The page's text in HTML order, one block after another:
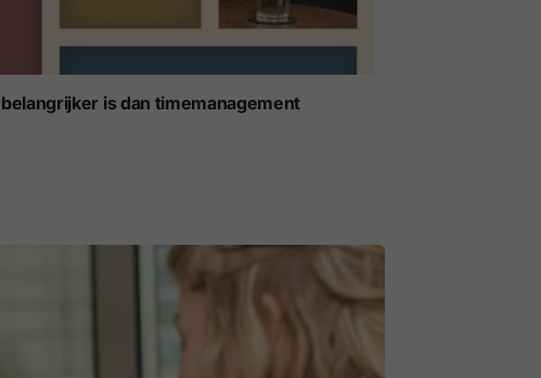
is dan timemanagement